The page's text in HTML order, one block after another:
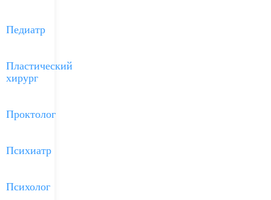
Педиатр
Пластический
хирург
Проктолог
Психиатр
Психолог